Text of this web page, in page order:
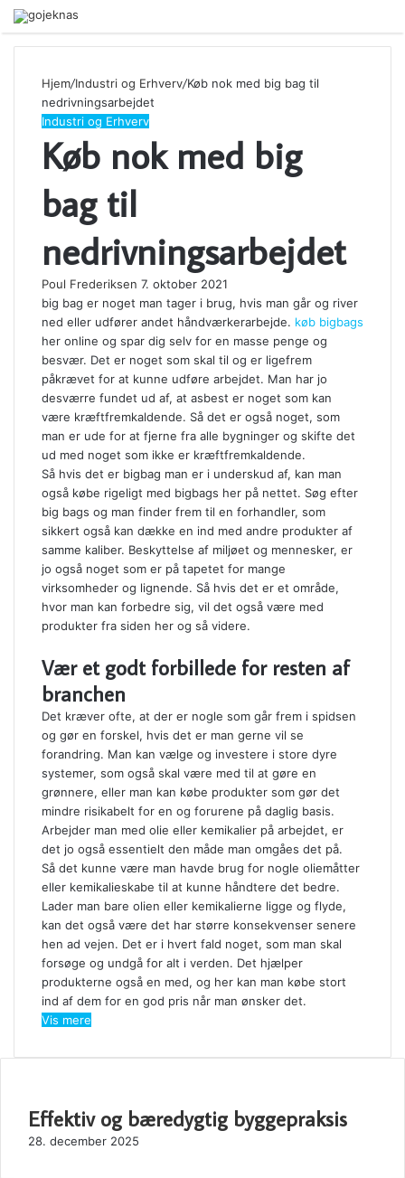
Menu
Hjem/Industri og Erhverv/Køb nok med big bag til
nedrivningsarbejdet
Industri og Erhverv
Køb nok med big
bag til
nedrivningsarbejdet
Poul Frederiksen 7. oktober 2021
big bag er noget man tager i brug, hvis man går og river
ned eller udfører andet håndværkerarbejde. køb bigbags
her online og spar dig selv for en masse penge og
besvær. Det er noget som skal til og er ligefrem
påkrævet for at kunne udføre arbejdet. Man har jo
desværre fundet ud af, at asbest er noget som kan
være kræftfremkaldende. Så det er også noget, som
man er ude for at fjerne fra alle bygninger og skifte det
ud med noget som ikke er kræftfremkaldende.
Så hvis det er bigbag man er i underskud af, kan man
også købe rigeligt med bigbags her på nettet. Søg efter
big bags og man finder frem til en forhandler, som
sikkert også kan dække en ind med andre produkter af
samme kaliber. Beskyttelse af miljøet og mennesker, er
jo også noget som er på tapetet for mange
virksomheder og lignende. Så hvis det er et område,
hvor man kan forbedre sig, vil det også være med
produkter fra siden her og så videre.
Vær et godt forbillede for resten af
branchen
Det kræver ofte, at der er nogle som går frem i spidsen
og gør en forskel, hvis det er man gerne vil se
forandring. Man kan vælge og investere i store dyre
systemer, som også skal være med til at gøre en
grønnere, eller man kan købe produkter som gør det
mindre risikabelt for en og forurene på daglig basis.
Arbejder man med olie eller kemikalier på arbejdet, er
det jo også essentielt den måde man omgåes det på.
Så det kunne være man havde brug for nogle oliemåtter
eller kemikalieskabe til at kunne håndtere det bedre.
Lader man bare olien eller kemikalierne ligge og flyde,
kan det også være det har større konsekvenser senere
hen ad vejen. Det er i hvert fald noget, som man skal
forsøge og undgå for alt i verden. Det hjælper
produkterne også en med, og her kan man købe stort
ind af dem for en god pris når man ønsker det.
Vis mere
Close
Effektiv og bæredygtig byggepraksis
28. december 2025